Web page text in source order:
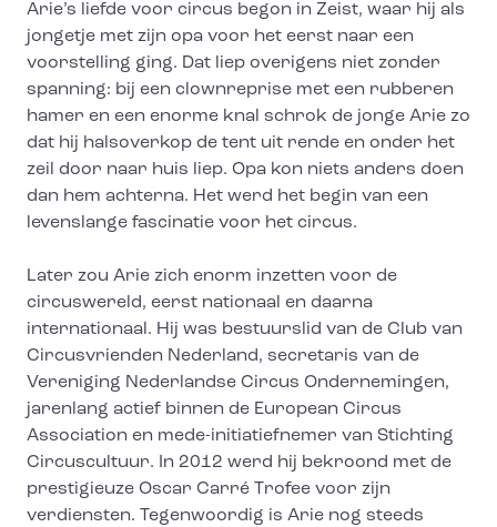
Arie’s liefde voor circus begon in Zeist, waar hij als
jongetje met zijn opa voor het eerst naar een
voorstelling ging. Dat liep overigens niet zonder
spanning: bij een clownreprise met een rubberen
hamer en een enorme knal schrok de jonge Arie zo
dat hij halsoverkop de tent uit rende en onder het
zeil door naar huis liep. Opa kon niets anders doen
dan hem achterna. Het werd het begin van een
levenslange fascinatie voor het circus.
Later zou Arie zich enorm inzetten voor de
circuswereld, eerst nationaal en daarna
internationaal. Hij was bestuurslid van de Club van
Circusvrienden Nederland, secretaris van de
Vereniging Nederlandse Circus Ondernemingen,
jarenlang actief binnen de European Circus
Association en mede-initiatiefnemer van Stichting
Circuscultuur. In 2012 werd hij bekroond met de
prestigieuze Oscar Carré Trofee voor zijn
verdiensten. Tegenwoordig is Arie nog steeds